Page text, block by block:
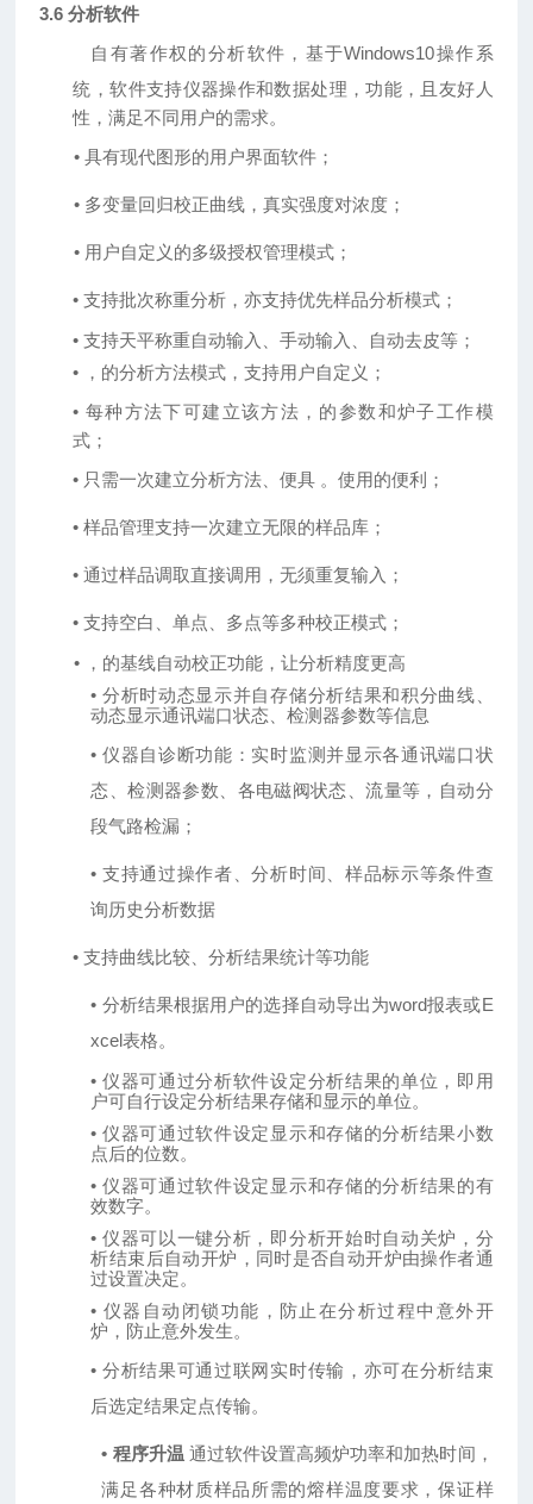
3.6 分析软件
自有著作权的分析软件 ，基于Windows10操作系
统，软件支持仪器操作和数据处理，功能 ， 且友好人
性，满足不同用户的需求。
• 具有现代图形的用户界面软件；
• 多变量回归校正曲线，真实强度对浓度；
• 用户自定义的多级授权管理模式；
• 支持批次称重分析，亦支持优先样品分析模式；
• 支持天平称重自动输入、手动输入、自动去皮等；
• ， 的分析方法模式，支持用户自定义；
• 每种方法下可建立该方法 ， 的参数和炉子工作模
式；
• 只需一次建立分析方法、便具 。使用的便利；
• 样品管理支持一次建立无限的样品库；
• 通过样品调取直接调用，无须重复输入；
• 支持空白、单点、多点等多种校正模式；
• ， 的基线自动校正功能，让分析精度更高
• 分析时动态显示并自存储分析结果和积分曲线、
动态显示通讯端口状态、检测器参数等信息
• 仪器自诊断功能：实时监测并显示各通讯端口状
态、检测器参数、各电磁阀状态、流量等，自动分
段气路检漏；
• 支持通过操作者、分析时间、样品标示等条件查
询历史分析数据
• 支持曲线比较、分析结果统计等功能
• 分析结果根据用户的选择自动导出为word报表或E
xcel表格。
• 仪器可通过分析软件设定分析结果的单位，即用
户可自行设定分析结果存储和显示的单位。
• 仪器可通过软件设定显示和存储的分析结果小数
点后的位数。
• 仪器可通过软件设定显示和存储的分析结果的有
效数字。
• 仪器可以一键分析，即分析开始时自动关炉，分
析结束后自动开炉，同时是否自动开炉由操作者通
过设置决定。
• 仪器自动闭锁功能，防止在分析过程中意外开
炉，防止意外发生。
• 分析结果可通过联网实时传输，亦可在分析结束
后选定结果定点传输。
• 程序升温 通过软件设置高频炉功率和加热时间，
满足各种材质样品所需的熔样温度要求，保证样